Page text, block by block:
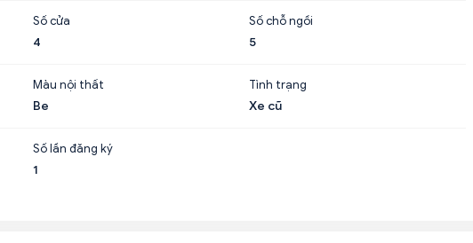
Số cửa
4
Số chỗ ngồi
5
Màu nội thất
Be
Tình trạng
Xe cũ
Số lần đăng ký
1